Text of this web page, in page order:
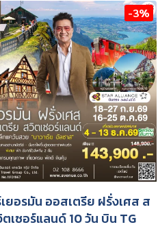
-3%
ยอรมัน ออสเตรีย ฝรั่งเศส ส
ตเซอร์แลนด์ 10 วัน บิน TG